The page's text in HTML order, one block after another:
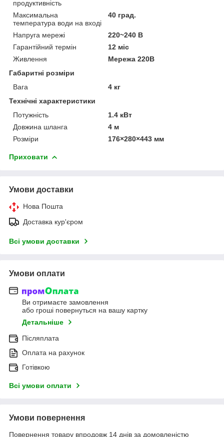
продуктивність
Максимальна
температура води на вході
40 град.
Напруга мережі
220~240 В
Гарантійний термін
12 міс
Живлення
Мережа 220В
Габаритні розміри
Вага
4 кг
Технічні характеристики
Потужність
1.4 кВт
Довжина шланга
4 м
Розміри
176×280×443 мм
Приховати
Умови доставки
Нова Пошта
Доставка кур'єром
Всі умови доставки
Умови оплати
Ви отримаєте замовлення
або гроші повернуться на вашу картку
Детальніше
Післяплата
Оплата на рахунок
Готівкою
Всі умови оплати
Умови повернення
Повернення товару впродовж 14 днів за домовленістю